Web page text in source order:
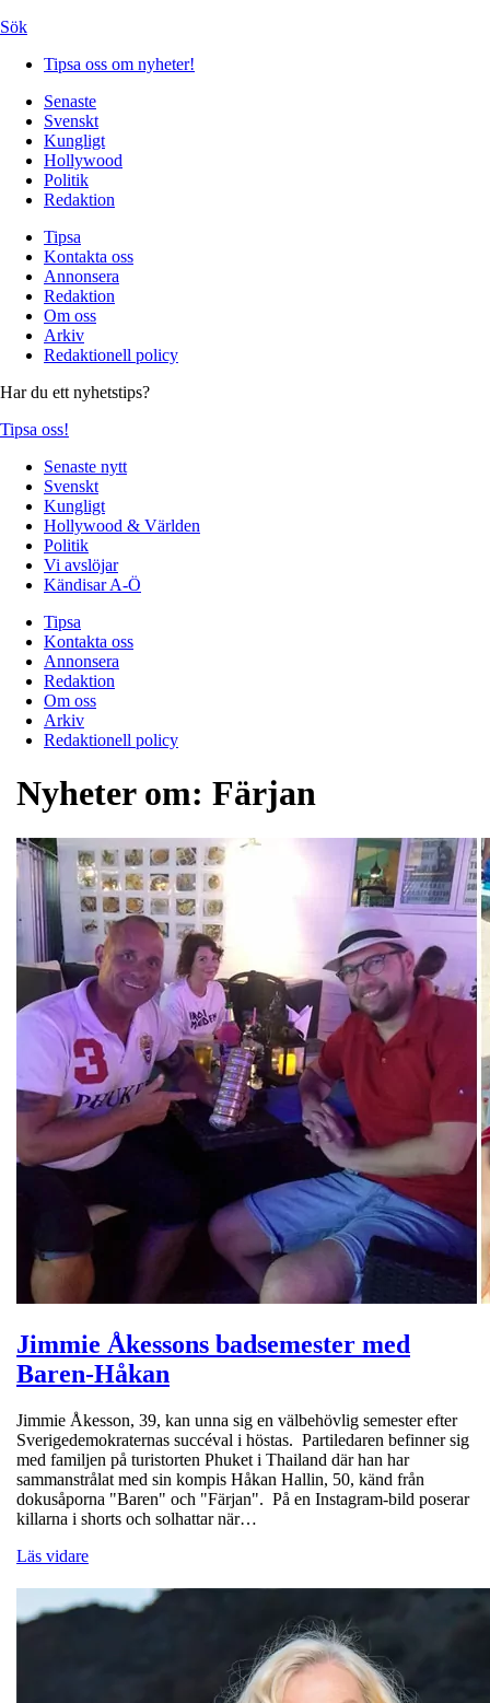
Sök
Tipsa oss om nyheter!
Senaste
Svenskt
Kungligt
Hollywood
Politik
Redaktion
Tipsa
Kontakta oss
Annonsera
Redaktion
Om oss
Arkiv
Redaktionell policy
Har du ett nyhetstips?
Tipsa oss!
Senaste nytt
Svenskt
Kungligt
Hollywood & Världen
Politik
Vi avslöjar
Kändisar A-Ö
Tipsa
Kontakta oss
Annonsera
Redaktion
Om oss
Arkiv
Redaktionell policy
Nyheter om: Färjan
Jimmie Åkessons badsemester med
Baren-Håkan
Jimmie Åkesson, 39, kan unna sig en välbehövlig semester efter
Sverigedemokraternas succéval i höstas. Partiledaren befinner sig
med familjen på turistorten Phuket i Thailand där han har
sammanstrålat med sin kompis Håkan Hallin, 50, känd från
dokusåporna "Baren" och "Färjan". På en Instagram-bild poserar
killarna i shorts och solhattar när…
Läs vidare